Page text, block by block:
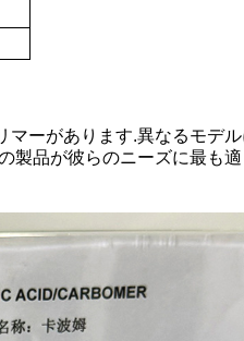
ーがあります.異なるモデ
品が彼らのニーズに最も